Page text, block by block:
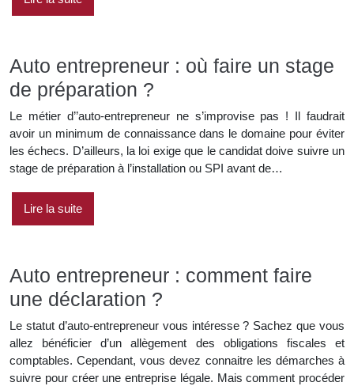
Auto entrepreneur : où faire un stage
de préparation ?
Le métier d’’auto-entrepreneur ne s’improvise pas ! Il faudrait
avoir un minimum de connaissance dans le domaine pour éviter
les échecs. D’ailleurs, la loi exige que le candidat doive suivre un
stage de préparation à l’installation ou SPI avant de…
Lire la suite
Auto entrepreneur : comment faire
une déclaration ?
Le statut d’auto-entrepreneur vous intéresse ? Sachez que vous
allez bénéficier d’un allègement des obligations fiscales et
comptables. Cependant, vous devez connaitre les démarches à
suivre pour créer une entreprise légale. Mais comment procéder